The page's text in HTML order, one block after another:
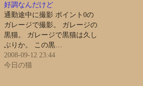
好調なんだけど
通勤途中に撮影 ポイント0の
ガレージで撮影。 ガレージの
黒猫。 ガレージで黒猫は久し
ぶりか。 この黒…
2008-09-12 23:44
今日の猫